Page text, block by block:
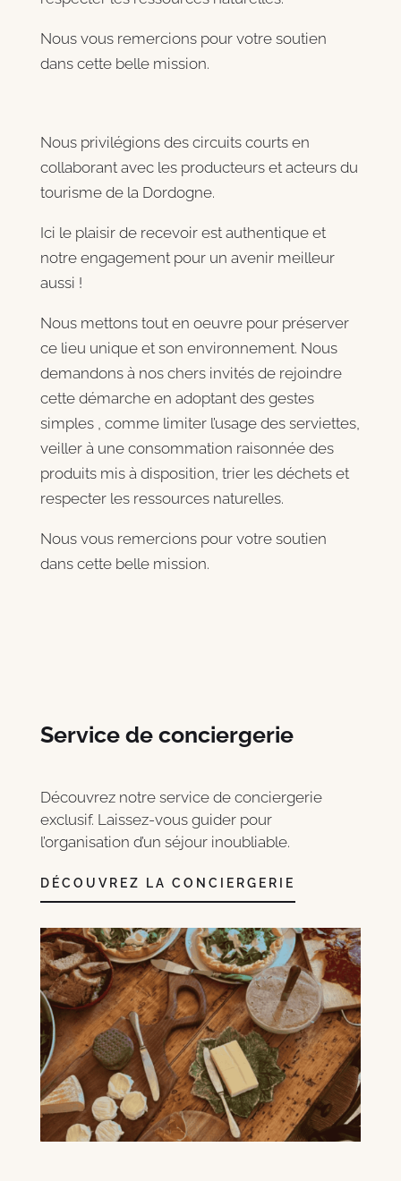
Nous vous remercions pour votre soutien
dans cette belle mission.
Nous privilégions des circuits courts en
collaborant avec les producteurs et acteurs du
tourisme de la Dordogne.
Ici le plaisir de recevoir est authentique et
notre engagement pour un avenir meilleur
aussi !
Nous mettons tout en oeuvre pour préserver
ce lieu unique et son environnement. Nous
demandons à nos chers invités de rejoindre
cette démarche en adoptant des gestes
simples , comme limiter l’usage des serviettes,
veiller à une consommation raisonnée des
produits mis à disposition, trier les déchets et
respecter les ressources naturelles.
Nous vous remercions pour votre soutien
dans cette belle mission.
Service de conciergerie
Découvrez notre service de conciergerie
exclusif. Laissez-vous guider pour
l’organisation d’un séjour inoubliable.
DÉCOUVREZ LA CONCIERGERIE